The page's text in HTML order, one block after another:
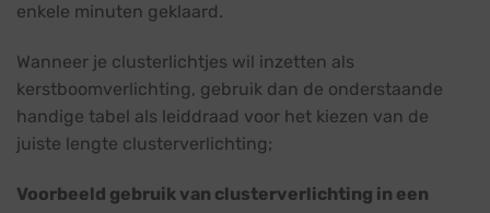
enkele minuten geklaard.
Wanneer je clusterlichtjes wil inzetten als
kerstboomverlichting, gebruik dan de onderstaande
handige tabel als leiddraad voor het kiezen van de
juiste lengte clusterverlichting;
Voorbeeld gebruik van clusterverlichting in een